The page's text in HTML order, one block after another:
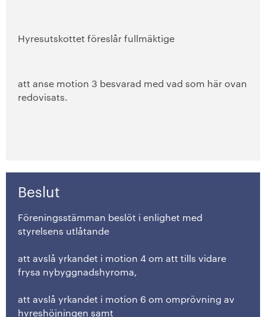
Hyresutskottet föreslår fullmäktige
att anse motion 3 besvarad med vad som här ovan
redovisats.
Beslut
Föreningsstämman beslöt i enlighet med
styrelsens utlåtande
att avslå yrkandet i motion 4 om att tills vidare
frysa nybyggnadshyroma,
att avslå yrkandet i motion 6 om omprövning av
hyreshöjningen samt